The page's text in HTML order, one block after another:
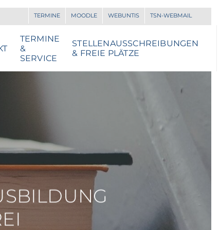
TERMINE MOODLE WEBUNTIS TSN-WEBMAIL
TERMINE
&
SERVICE
STELLENAUSSCHREIBUNGEN
& FREIE PLÄTZE